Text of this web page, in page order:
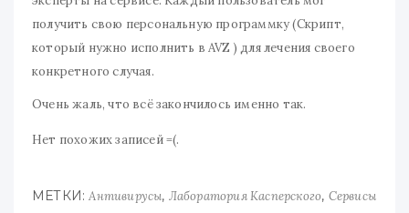
получить свою персональную программку (Скрипт,
который нужно исполнить в AVZ ) для лечения своего
конкретного случая.
Очень жаль, что всё закончилось именно так.
Нет похожих записей =(.
МЕТКИ:Антивирусы, Лаборатория Касперского, Сервисы